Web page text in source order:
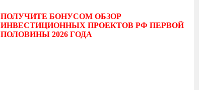
ПОЛУЧИТЕ БОНУСОМ ОБЗОР
ИНВЕСТИЦИОННЫХ ПРОЕКТОВ РФ ПЕРВОЙ
ПОЛОВИНЫ 2026 ГОДА